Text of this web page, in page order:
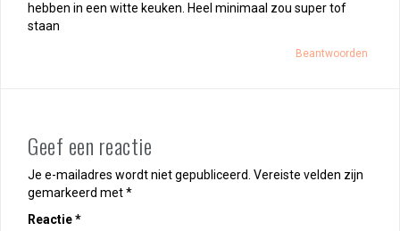
hebben in een witte keuken. Heel minimaal zou super tof
staan
Beantwoorden
Geef een reactie
Je e-mailadres wordt niet gepubliceerd. Vereiste velden zijn
gemarkeerd met*
Reactie*